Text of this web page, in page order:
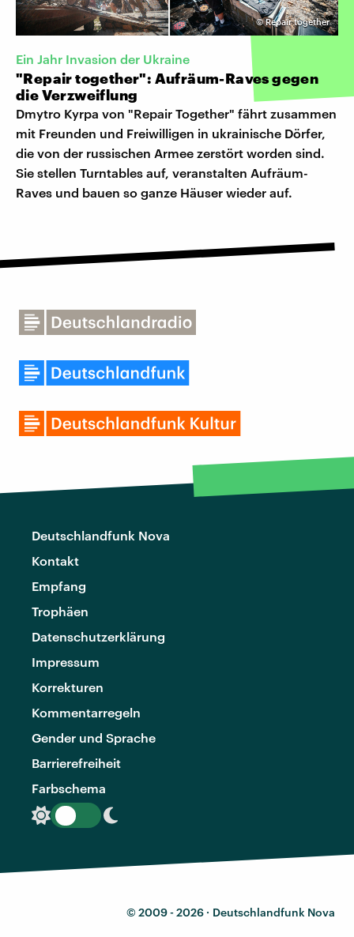
©Repair together
Ein Jahr Invasion der Ukraine
"Repair together": Aufräum-Raves gegen
die Verzweiflung
Dmytro Kyrpa von "Repair Together" fährt zusammen
mit Freunden und Freiwilligen in ukrainische Dörfer,
die von der russischen Armee zerstört worden sind.
Sie stellen Turntables auf, veranstalten Aufräum-
Raves und bauen so ganze Häuser wieder auf.
Deutschlandfunk Nova
Kontakt
Empfang
Trophäen
Datenschutzerklärung
Impressum
Korrekturen
Kommentarregeln
Gender und Sprache
Barrierefreiheit
Farbschema
© 2009 - 2026 · Deutschlandfunk Nova